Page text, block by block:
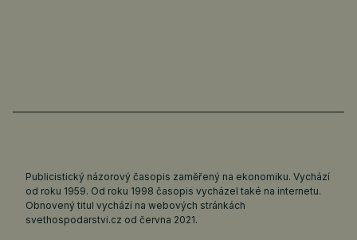
Publicistický názorový časopis zaměřený na ekonomiku. Vychází
od roku 1959. Od roku 1998 časopis vycházel také na internetu.
Obnovený titul vychází na webových stránkách
svethospodarstvi.cz od června 2021.